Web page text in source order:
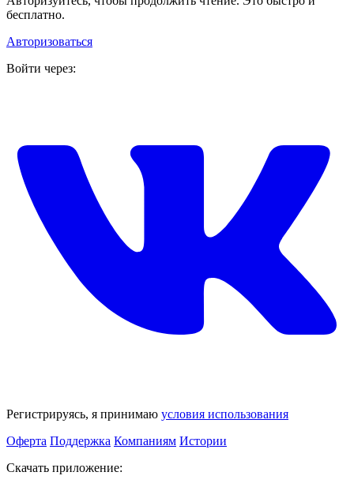
бесплатно.
Авторизоваться
Войти через:
Регистрируясь, я принимаю условия использования
Оферта Поддержка Компаниям Истории
Скачать приложение: